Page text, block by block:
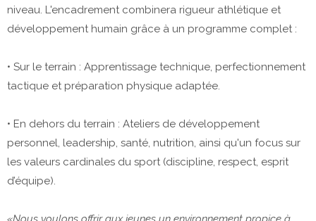
niveau. L'encadrement combinera rigueur athlétique et
développement humain grâce à un programme complet :
​• Sur le terrain : Apprentissage technique, perfectionnement
tactique et préparation physique adaptée.
​• En dehors du terrain : Ateliers de développement
personnel, leadership, santé, nutrition, ainsi qu'un focus sur
les valeurs cardinales du sport (discipline, respect, esprit
d’équipe).